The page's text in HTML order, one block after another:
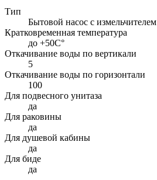
Тип
Бытовой насос с измельчителем
Кратковременная температура
до +50С°
Откачивание воды по вертикали
5
Откачивание воды по горизонтали
100
Для подвесного унитаза
да
Для раковины
да
Для душевой кабины
да
Для биде
да